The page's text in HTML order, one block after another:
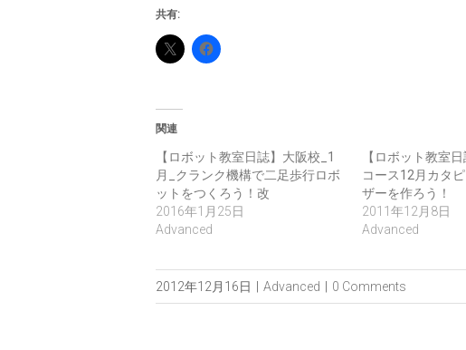
共有:
関連
【ロボット教室日誌】大阪校_1
月_クランク機構で二足歩行ロボ
ットをつくろう！改
2016年1月25日
Advanced
【ロボット教室
コース12月カタ
ザーを作ろう！
2011年12月8日
Advanced
2012年12月16日 Advanced 0 Comments